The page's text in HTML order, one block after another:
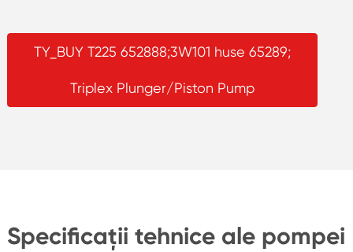
TY_BUY T225 652888;3W101 huse 65289;
Triplex Plunger/Piston Pump
Specificații tehnice ale pompei